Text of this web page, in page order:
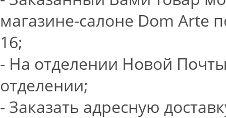
магазине-салоне Dom Arte
16;
- На отделении Новой
отделении;
- Заказать адресную